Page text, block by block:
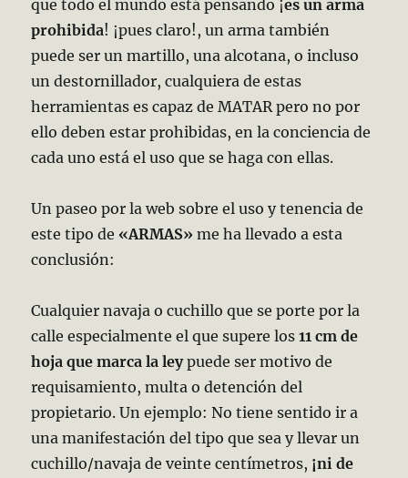
que todo el mundo está pensando ¡es un arma
prohibida! ¡pues claro!, un arma también
puede ser un martillo, una alcotana, o incluso
un destornillador, cualquiera de estas
herramientas es capaz de MATAR pero no por
ello deben estar prohibidas, en la conciencia de
cada uno está el uso que se haga con ellas.
Un paseo por la web sobre el uso y tenencia de
este tipo de «ARMAS» me ha llevado a esta
conclusión:
Cualquier navaja o cuchillo que se porte por la
calle especialmente el que supere los11 cm de
hoja que marca la leypuede ser motivo de
requisamiento, multa o detención del
propietario. Un ejemplo: No tiene sentido ir a
una manifestación del tipo que sea y llevar un
cuchillo/navaja de veinte centímetros, ¡ni de